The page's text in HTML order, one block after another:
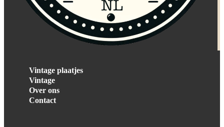
Vintage plaatjes
Vintage
Over ons
Contact